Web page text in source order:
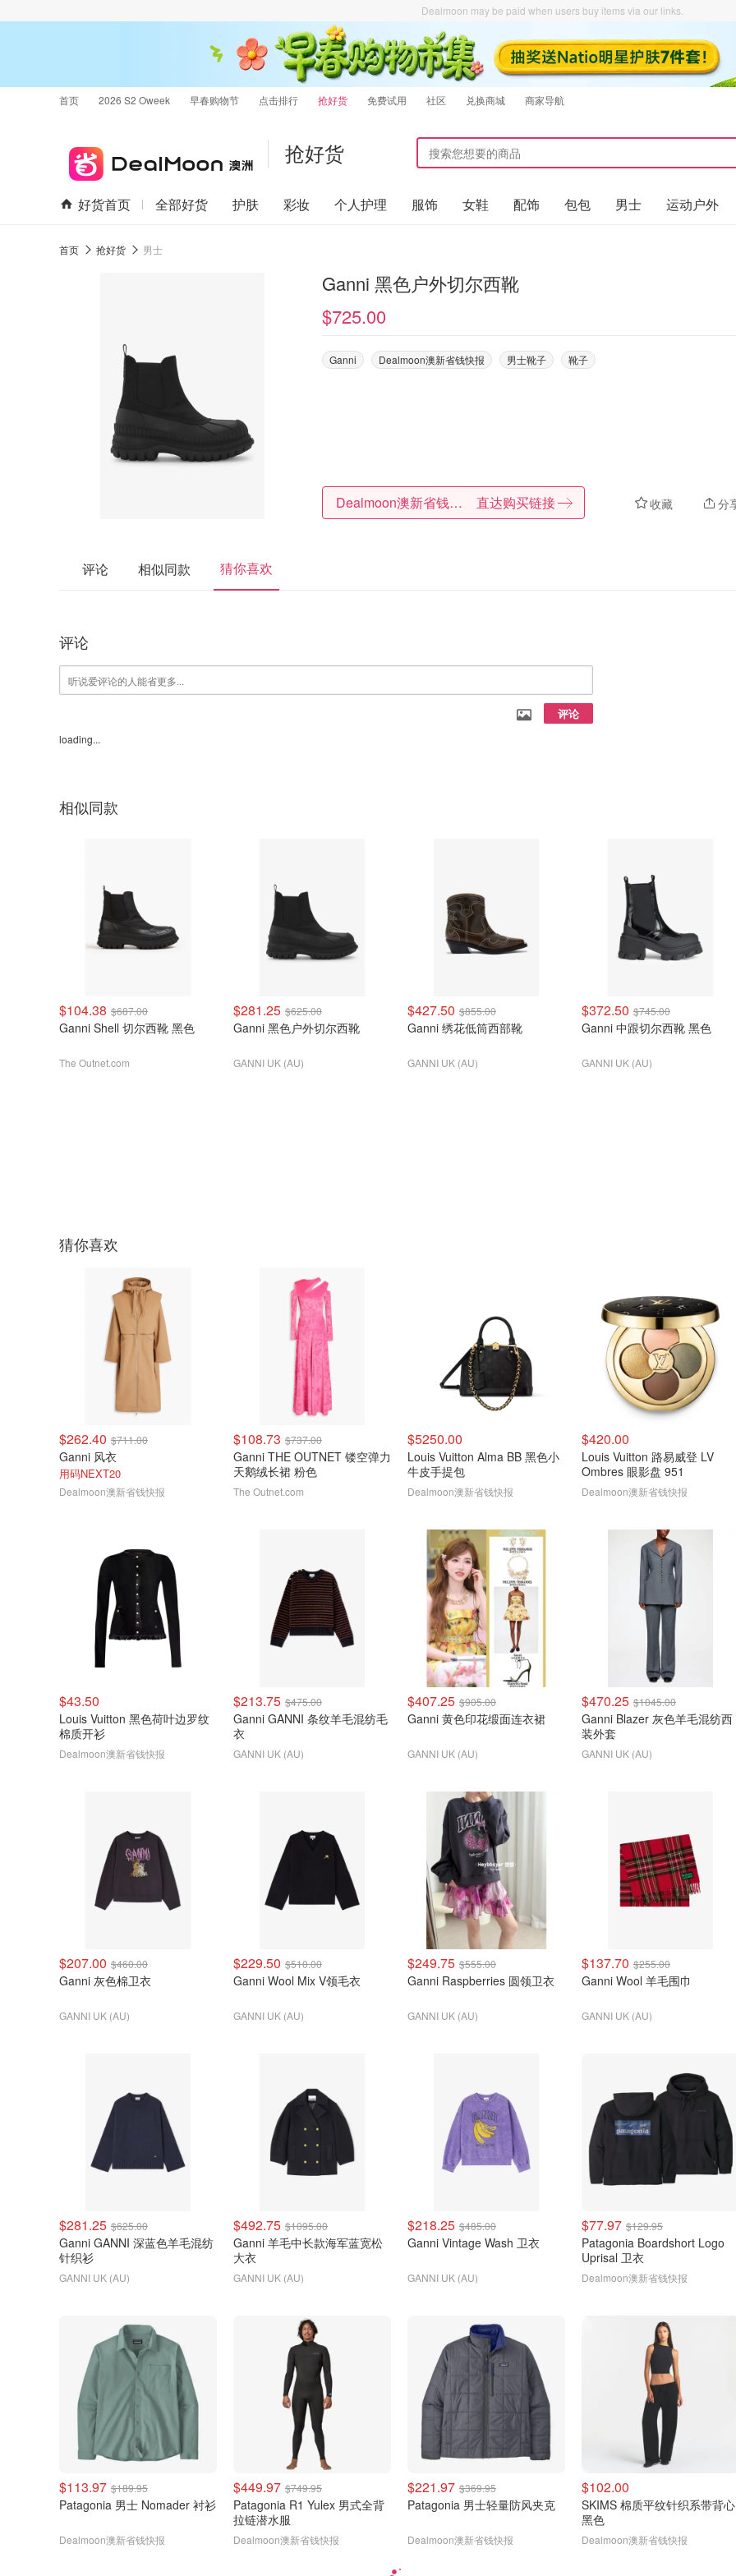
Dealmoon may be paid when users buy items via our links.
首页 2026 S2 Oweek 早春购物节 点击排行 抢好货 免费试用 社区 兑换商城 商家导航
抢好货
好货首页 全部好货 护肤 彩妆 个人护理 服饰 女鞋 配饰 包包 男士 运动户外
首页 抢好货 男士
Ganni 黑色户外切尔西靴
$725.00
Ganni Dealmoon澳新省钱快报 男士靴子 靴子
收藏 分
Dealmoon澳新省钱快报 直达购买链接
评论 相似同款 猜你喜欢
评论
评论
loading...
相似同款
$104.38 $687.00
Ganni Shell 切尔西靴 黑色
The Outnet.com
$281.25 $625.00
Ganni 黑色户外切尔西靴
GANNI UK (AU)
$427.50 $855.00
Ganni 绣花低筒西部靴
GANNI UK (AU)
$372.50 $745.00
Ganni 中跟切尔西靴 黑色
GANNI UK (AU)
猜你喜欢
$262.40 $711.00
Ganni 风衣
用码NEXT20
Dealmoon澳新省钱快报
$108.73 $737.00
Ganni THE OUTNET 镂空弹力
天鹅绒长裙 粉色
The Outnet.com
$5250.00
Louis Vuitton Alma BB 黑色小
牛皮手提包
Dealmoon澳新省钱快报
$420.00
Louis Vuitton 路易威登 LV
Ombres 眼影盘 951
Dealmoon澳新省钱快报
$43.50
Louis Vuitton 黑色荷叶边罗纹
棉质开衫
Dealmoon澳新省钱快报
$213.75 $475.00
Ganni GANNI 条纹羊毛混纺毛
衣
GANNI UK (AU)
$407.25 $905.00
Ganni 黄色印花缎面连衣裙
GANNI UK (AU)
$470.25 $1045.00
Ganni Blazer 灰色羊毛混纺西
装外套
GANNI UK (AU)
$207.00 $460.00
Ganni 灰色棉卫衣
GANNI UK (AU)
$229.50 $510.00
Ganni Wool Mix V领毛衣
GANNI UK (AU)
$249.75 $555.00
Ganni Raspberries 圆领卫衣
GANNI UK (AU)
$137.70 $255.00
Ganni Wool 羊毛围巾
GANNI UK (AU)
$281.25 $625.00
Ganni GANNI 深蓝色羊毛混纺
针织衫
GANNI UK (AU)
$492.75 $1095.00
Ganni 羊毛中长款海军蓝宽松
大衣
GANNI UK (AU)
$218.25 $485.00
Ganni Vintage Wash 卫衣
GANNI UK (AU)
$77.97 $129.95
Patagonia Boardshort Logo
Uprisal 卫衣
Dealmoon澳新省钱快报
$113.97 $189.95
Patagonia 男士 Nomader 衬衫
Dealmoon澳新省钱快报
$449.97 $749.95
Patagonia R1 Yulex 男式全背
拉链潜水服
Dealmoon澳新省钱快报
$221.97 $369.95
Patagonia 男士轻量防风夹克
Dealmoon澳新省钱快报
$102.00
SKIMS 棉质平纹针织系带背心
黑色
Dealmoon澳新省钱快报